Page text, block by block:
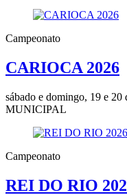
Campeonato
CARIOCA 2026
sábado e domingo, 19 e 20
MUNICIPAL
Campeonato
REI DO RIO